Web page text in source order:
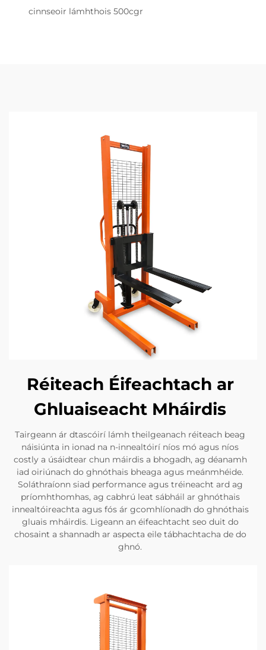
cinnseoir lámhthois 500cgr
Réiteach Éifeachtach ar
Ghluaiseacht Mháirdis
Tairgeann ár dtascóirí lámh theilgeanach réiteach beag
náisiúnta in ionad na n-innealtóirí níos mó agus níos
costly a úsáidtear chun máirdis a bhogadh, ag déanamh
iad oiriúnach do ghnóthais bheaga agus meánmhéide.
Soláthraíonn siad performance agus tréineacht ard ag
príomhthomhas, ag cabhrú leat sábháil ar ghnóthais
innealtóireachta agus fós ár gcomhlíonadh do ghnóthais
gluais mháirdis. Ligeann an éifeachtacht seo duit do
chosaint a shannadh ar aspecta eile tábhachtacha de do
ghnó.